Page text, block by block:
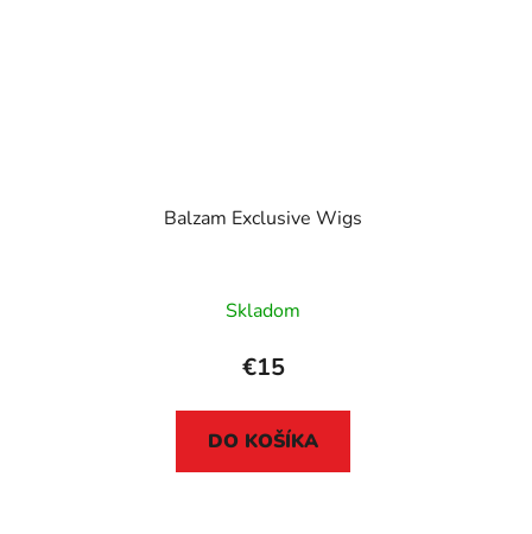
Balzam Exclusive Wigs
Skladom
€15
DO KOŠÍKA